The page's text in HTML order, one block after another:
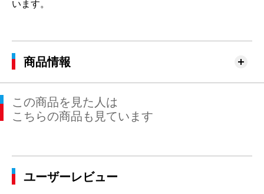
います。
商品情報
この商品を見た人は
こちらの商品も見ています
ユーザーレビュー